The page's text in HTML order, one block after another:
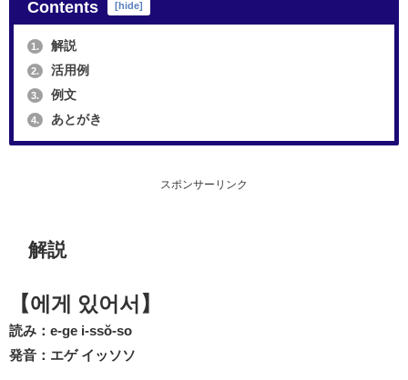
Contents [hide]
1. 解説
2. 活用例
3. 例文
4. あとがき
スポンサーリンク
解説
【에게 있어서】
読み：e-ge i-ssŏ-so
発音：エゲ イッソソ